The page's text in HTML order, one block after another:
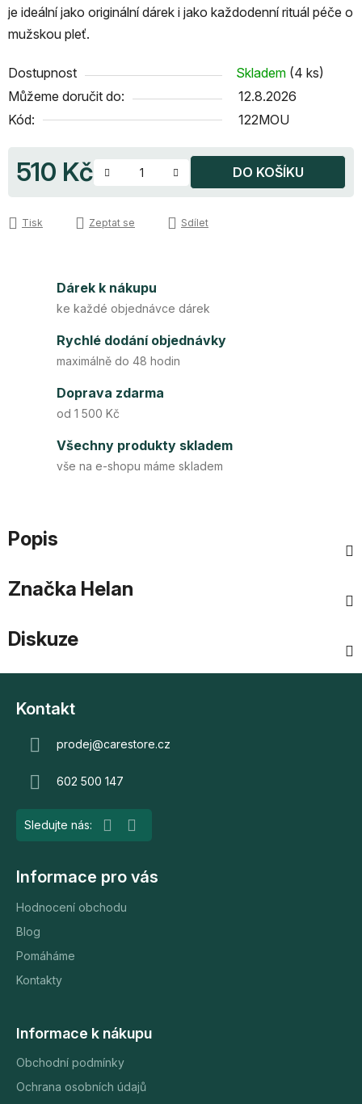
je ideální jako originální dárek i jako každodenní rituál péče o
mužskou pleť.
Dostupnost Skladem (4 ks)
Můžeme doručit do:
12.8.2026
Kód:
122MOU
510 Kč DO KOŠÍKU
Tisk Zeptat se Sdílet
Dárek k nákupu
ke každé objednávce dárek
Rychlé dodání objednávky
maximálně do 48 hodin
Doprava zdarma
od 1 500 Kč
Všechny produkty skladem
vše na e-shopu máme skladem
Popis
Značka Helan
Diskuze
Kontakt
prodej@carestore.cz
602 500 147
Informace pro vás
Hodnocení obchodu
Blog
Pomáháme
Kontakty
Informace k nákupu
Obchodní podmínky
Ochrana osobních údajů